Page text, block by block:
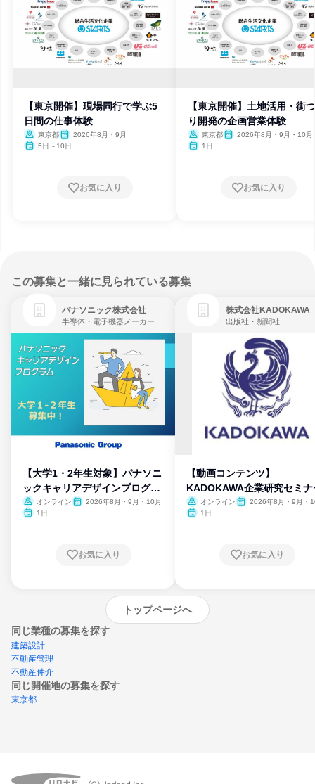
【東京開催】現場同行で学ぶ5
日間の仕事体験
東京都
2026年8月・9月
5日～10日
お気に入り
【東京開催】土地活用・街
り開発の企画営業体験
東京都
2026年8月・9月・10月
1日
お気に入り
この募集と一緒に見られている募集
パナソニック株式会社
半導体・電子機器メーカー
【大学1・2年生対象】パナソニ
ックキャリアデザインプログラ
ム
オンライン
2026年8月・9月・10月
1日
お気に入り
株式会社KADOKAWA
出版社・新聞社
【動画コンテンツ】
KADOKAWA企業研究セミナ
オンライン
2026年8月・9月・
1日
お気に入り
トップページへ
同じ業種の募集を探す
建築設計
不動産管理
不動産仲介
同じ開催地の募集を探す
東京都